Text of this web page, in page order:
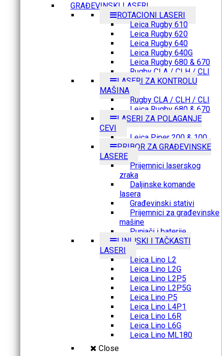
GRAĐEVINSKI LASERI
ROTACIONI LASERI
Leica Rugby 610
Leica Rugby 620
Leica Rugby 640
Leica Rugby 640G
Leica Rugby 680 & 670
Rugby CLA / CLH / CLI
LASERI ZA KONTROLU
MAŠINA
Rugby CLA / CLH / CLI
Leica Rugby 680 & 670
LASERI ZA POLAGANJE
CEVI
Leica Piper 200 & 100
PRIBOR ZA GRAĐEVINSKE
LASERE
Prijemnici laserskog
zraka
Daljinske komande
lasera
Građevinski stativi
Prijemnici za građevinske
mašine
Punjači i baterije
LINIJSKI I TAČKASTI
LASERI
Leica Lino L2
Leica Lino L2G
Leica Lino L2P5
Leica Lino L2P5G
Leica Lino P5
Leica Lino L4P1
Leica Lino L6R
Leica Lino L6G
Leica Lino ML180
Close